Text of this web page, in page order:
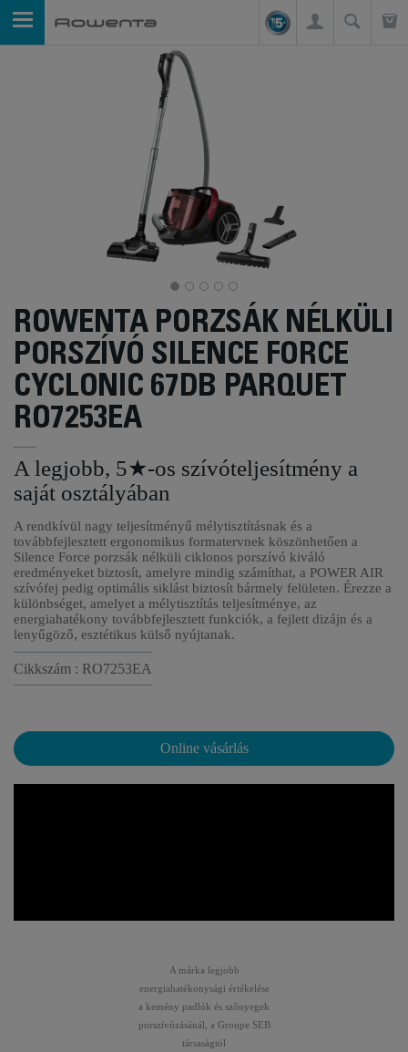
ROWENTA PORZSÁK NÉLKÜLI
PORSZÍVÓ SILENCE FORCE
CYCLONIC 67DB PARQUET
RO7253EA
A legjobb, 5★-os szívóteljesítmény a
saját osztályában
A rendkívül nagy teljesítményű mélytisztításnak és a
továbbfejlesztett ergonomikus formatervnek köszönhetően a
Silence Force porzsák nélküli ciklonos porszívó kiváló
eredményeket biztosít, amelyre mindig számíthat, a POWER AIR
szívófej pedig optimális siklást biztosít bármely felületen. Érezze a
különbséget, amelyet a mélytisztítás teljesítménye, az
energiahatékony továbbfejlesztett funkciók, a fejlett dizájn és a
lenyűgöző, esztétikus külső nyújtanak.
Cikkszám : RO7253EA
Online vásárlás
A márka legjobb
energiahatékonysági értékelése
a kemény padlók és szőnyegek
porszívózásánál, a Groupe SEB
társaságtól